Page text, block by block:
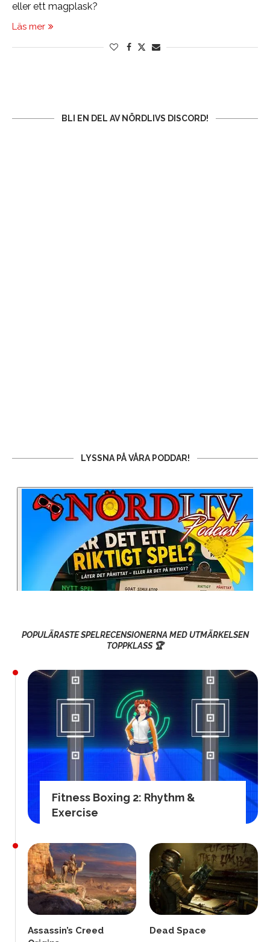
eller ett magplask?
Läs mer
BLI EN DEL AV NÖRDLIVS DISCORD!
LYSSNA PÅ VÅRA PODDAR!
POPULÄRASTE SPELRECENSIONERNA MED UTMÄRKELSEN
TOPPKLASS 🏆
Fitness Boxing 2: Rhythm &
Exercise
Assassin’s Creed
Dead Space